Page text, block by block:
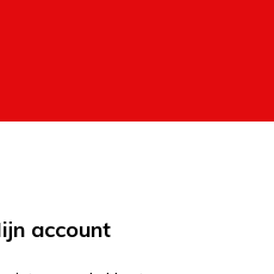
account